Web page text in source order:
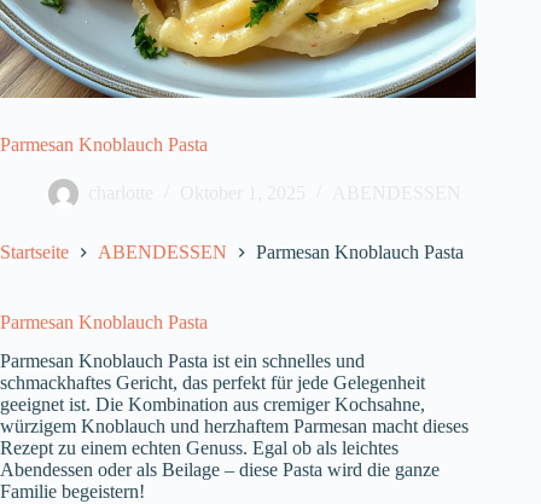
Parmesan Knoblauch Pasta
charlotte Oktober 1, 2025 ABENDESSEN
Startseite ABENDESSEN Parmesan Knoblauch Pasta
Parmesan Knoblauch Pasta
Parmesan Knoblauch Pasta ist ein schnelles und
schmackhaftes Gericht, das perfekt für jede Gelegenheit
geeignet ist. Die Kombination aus cremiger Kochsahne,
würzigem Knoblauch und herzhaftem Parmesan macht dieses
Rezept zu einem echten Genuss. Egal ob als leichtes
Abendessen oder als Beilage – diese Pasta wird die ganze
Familie begeistern!